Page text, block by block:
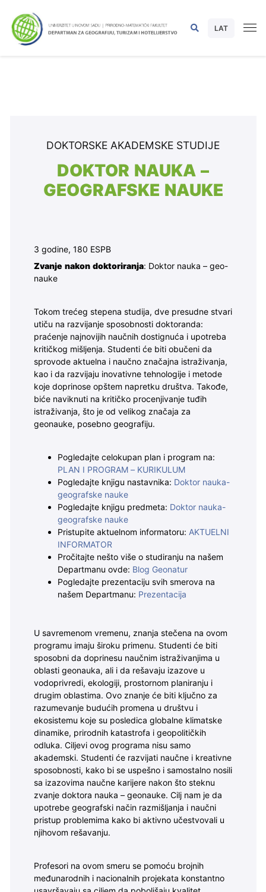
LAT
DOKTORSKE AKADEMSKE STUDIJE
DOKTOR NAUKA –
GEOGRAFSKE NAUKE
3 godine, 180 ESPB
Zvanje nakon doktoriranja: Doktor nauka – geo-
nauke
Tokom trećeg stepena studija, dve presudne stvari
utiču na razvijanje sposobnosti doktoranda:
praćenje najnovijih naučnih dostignuća i upotreba
kritičkog mišljenja. Studenti će biti obučeni da
sprovode aktuelna i naučno značajna istraživanja,
kao i da razvijaju inovativne tehnologije i metode
koje doprinose opštem napretku društva. Takođe,
biće naviknuti na kritičko procenjivanje tuđih
istraživanja, što je od velikog značaja za
geonauke, posebno geografiju.
Pogledajte celokupan plan i program na:
PLAN I PROGRAM – KURIKULUM
Pogledajte knjigu nastavnika: Doktor nauka-
geografske nauke
Pogledajte knjigu predmeta: Doktor nauka-
geografske nauke
Pristupite aktuelnom informatoru: AKTUELNI
INFORMATOR
Pročitajte nešto više o studiranju na našem
Departmanu ovde: Blog Geonatur
Pogledajte prezentaciju svih smerova na
našem Departmanu: Prezentacija
U savremenom vremenu, znanja stečena na ovom
programu imaju široku primenu. Studenti će biti
sposobni da doprinesu naučnim istraživanjima u
oblasti geonauka, ali i da rešavaju izazove u
vodoprivredi, ekologiji, prostornom planiranju i
drugim oblastima. Ovo znanje će biti ključno za
razumevanje budućih promena u društvu i
ekosistemu koje su posledica globalne klimatske
dinamike, prirodnih katastrofa i geopolitičkih
odluka. Ciljevi ovog programa nisu samo
akademski. Studenti će razvijati naučne i kreativne
sposobnosti, kako bi se uspešno i samostalno nosili
sa izazovima naučne karijere nakon što steknu
zvanje doktora nauka – geonauke. Cilj nam je da
upotrebe geografski način razmišljanja i naučni
pristup problemima kako bi aktivno učestvovali u
njihovom rešavanju.
Profesori na ovom smeru se pomoću brojnih
međunarodnih i nacionalnih projekata konstantno